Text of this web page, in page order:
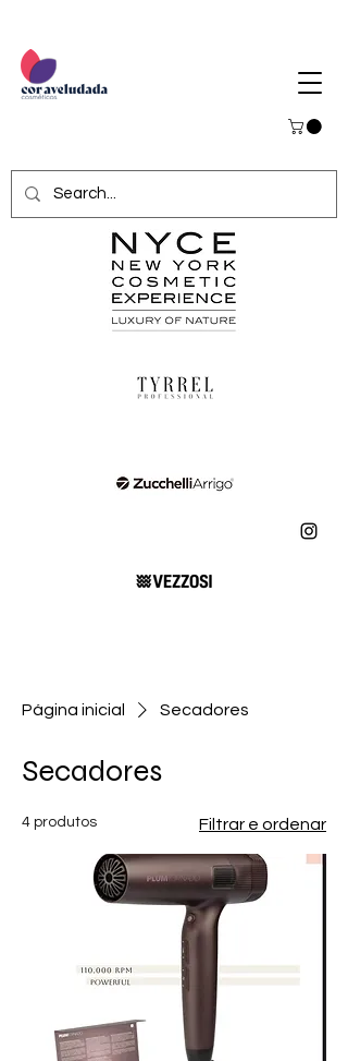
Página inicial Secadores
Secadores
4 produtos Filtrar e ordenar